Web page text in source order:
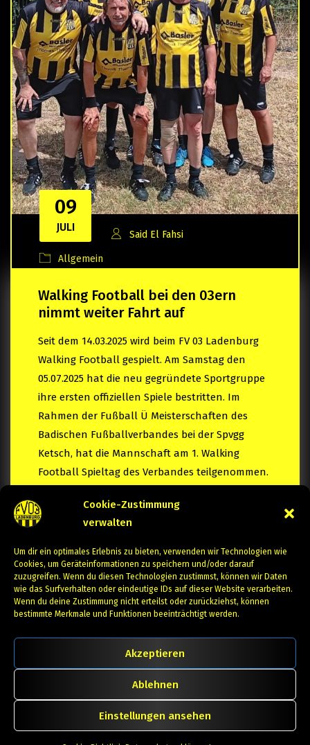
Cookie-Zustimmung
verwalten
Um dir ein optimales Erlebnis zu bieten, verwenden wir Technologien wie
Cookies, um Geräteinformationen zu speichern und/oder darauf
zuzugreifen. Wenn du diesen Technologien zustimmst, können wir Daten
wie das Surfverhalten oder eindeutige IDs auf dieser Website verarbeiten.
Wenn du deine Zustimmung nicht erteilst oder zurückziehst, können
bestimmte Merkmale und Funktionen beeinträchtigt werden.
Akzeptieren
Ablehnen
Einstellungen ansehen
09
JULI
Said El Fahsi
Allgemein
Walking Football bei den 03ern
nimmt weiter Fahrt auf
Seit dem 14.03.2025 wird beim FV 03 Ladenburg
Walking Football gespielt. Am Samstag den
05.07.2025 hat die neu gegründete Sportgruppe
ihre ersten offiziellen Spiele bestritten. Im
Rahmen der Fußball Ü Meisterschaften des
Badischen Fußballverbandes bei der Spvgg
Ketsch, hat die Mannschaft am 1. Walking
Football Spieltag des Verbandes teilgenommen.
Continue Reading
© 2024 FV03 Ladenburg e.V. - Alle Rechte vorbehalten -